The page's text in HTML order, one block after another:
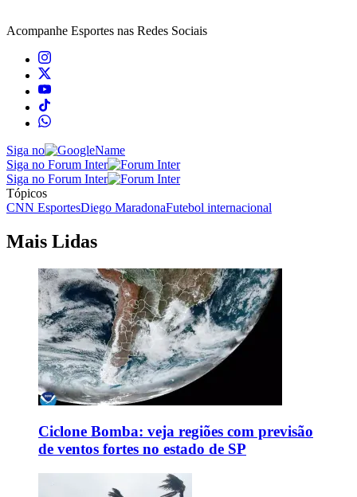
Acompanhe Esportes nas Redes Sociais
Siga no
Siga no Forum Inter
Siga no Forum Inter
Tópicos
CNN EsportesDiego MaradonaFutebol internacional
Mais Lidas
Ciclone Bomba: veja regiões com previsão
de ventos fortes no estado de SP